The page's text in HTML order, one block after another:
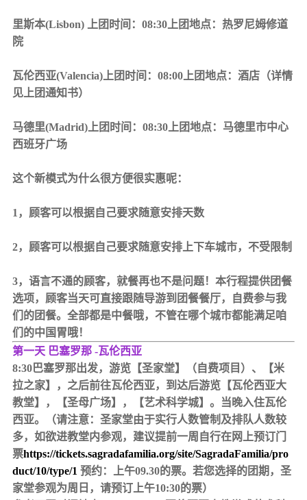
里斯本(Lisbon) 上团时间：08:30上团地点：热罗尼姆修道
院
瓦伦西亚(Valencia)上团时间：08:00上团地点：酒店（详情
见上团通知书）
马德里(Madrid)上团时间：08:30上团地点：马德里市中心
西班牙广场
这个新模式为什么很方便很实惠呢：
1，顾客可以根据自己要求随意安排天数
2，顾客可以根据自己要求随意安排上下车城市，不受限制
3，语言不通的顾客，就餐再也不是问题！本行程提供团餐
选项，顾客当天可直接跟随导游到团餐餐厅，自费参与我
们的团餐。全部都是中餐哦，不管在哪个城市都能满足咱
们的中国胃哦！
第一天 巴塞罗那 -瓦伦西亚
8:30巴塞罗那出发，游览【圣家堂】（自费项目）、【米
拉之家】，之后前往瓦伦西亚，到达后游览【瓦伦西亚大
教堂】，【圣母广场】，【艺术科学城】。当晚入住瓦伦
西亚。（请注意：圣家堂由于实行人数管制及排队人数较
多，如欲进教堂内参观，建议提前一周自行在网上预订门
票https://tickets.sagradafamilia.org/site/SagradaFamilia/pro
duct/10/type/1 预约：上午09.30的票。若您选择的团期，圣
家堂参观为周日，请预订上午10:30的票）